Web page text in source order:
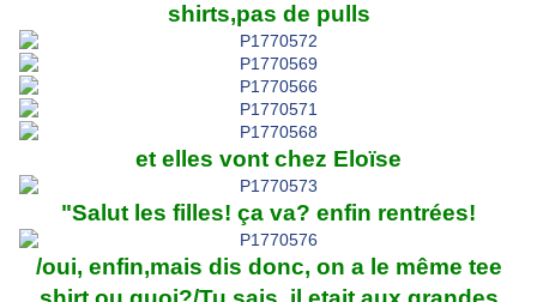
shirts,pas de pulls
et elles vont chez Eloïse
"Salut les filles! ça va? enfin rentrées!
/oui, enfin,mais dis donc, on a le même tee